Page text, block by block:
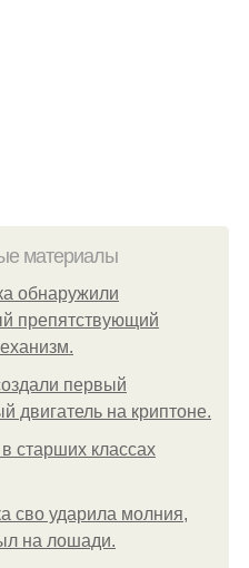
материалы
обнаружили
препятствующий
первый
двигатель на криптоне.
старших классах
сво ударила молния,
на лошади.